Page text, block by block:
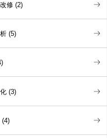
修(2)
(5)
)
(3)
(4)